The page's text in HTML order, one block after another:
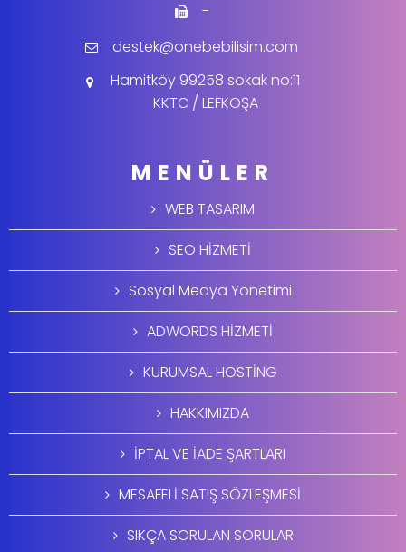
-
destek@onebebilisim.com
Hamitköy 99258 sokak no:11
KKTC / LEFKOŞA
MENÜLER
WEB TASARIM
SEO HİZMETİ
Sosyal Medya Yönetimi
ADWORDS HİZMETİ
KURUMSAL HOSTİNG
HAKKIMIZDA
İPTAL VE İADE ŞARTLARI
MESAFELİ SATIŞ SÖZLEŞMESİ
SIKÇA SORULAN SORULAR